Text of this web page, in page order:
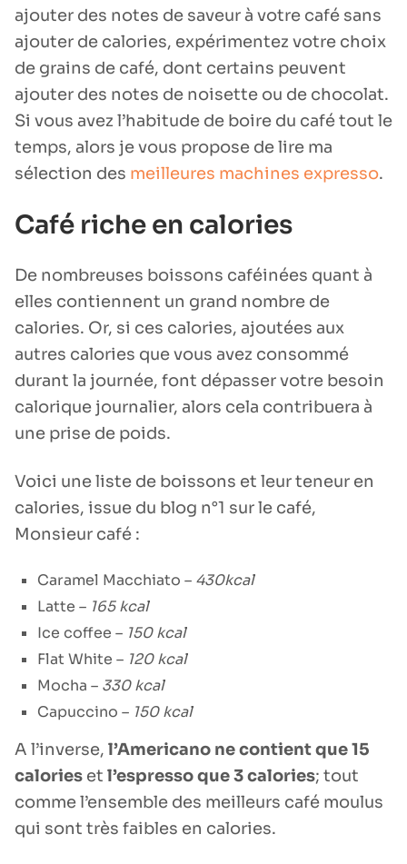
ajouter des notes de saveur à votre café sans
ajouter de calories, expérimentez votre choix
de grains de café, dont certains peuvent
ajouter des notes de noisette ou de chocolat.
Si vous avez l’habitude de boire du café tout le
temps, alors je vous propose de lire ma
sélection des meilleures machines expresso.
Café riche en calories
De nombreuses boissons caféinées quant à
elles contiennent un grand nombre de
calories. Or, si ces calories, ajoutées aux
autres calories que vous avez consommé
durant la journée, font dépasser votre besoin
calorique journalier, alors cela contribuera à
une prise de poids.
Voici une liste de boissons et leur teneur en
calories, issue du blog n°1 sur le café,
Monsieur café :
Caramel Macchiato – 430kcal
Latte – 165 kcal
Ice coffee – 150 kcal
Flat White – 120 kcal
Mocha – 330 kcal
Capuccino – 150 kcal
A l’inverse, l’Americano ne contient que 15
calories et l’espresso que 3 calories; tout
comme l’ensemble des meilleurs café moulus
qui sont très faibles en calories.